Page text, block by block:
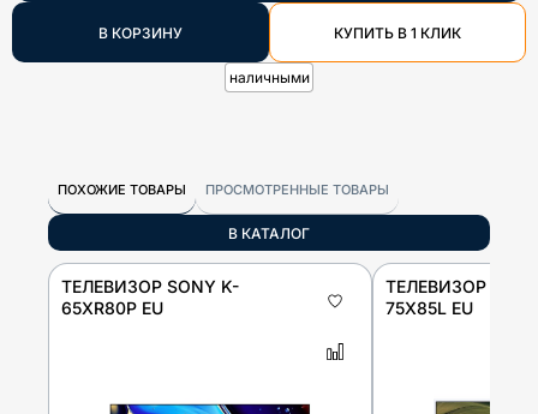
В КОРЗИНУ КУПИТЬ В 1 КЛИК
наличными
ПОХОЖИЕ ТОВАРЫ ПРОСМОТРЕННЫЕ ТОВАРЫ
В КАТАЛОГ
ТЕЛЕВИЗОР SONY K-
65XR80P EU
ТЕЛЕВИЗОР
75X85L EU